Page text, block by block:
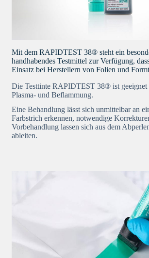
Mit dem RAPIDTEST 38® steht ein
handhabendes Testmittel zur Verfügung,
Einsatz bei Herstellern von Folien und
Die Testtinte RAPIDTEST 38® ist geeignet
Plasma- und Beflammung.
Eine Behandlung lässt sich unmittelbar an
Farbstrich erkennen, notwendige
Vorbehandlung lassen sich aus dem
ableiten.